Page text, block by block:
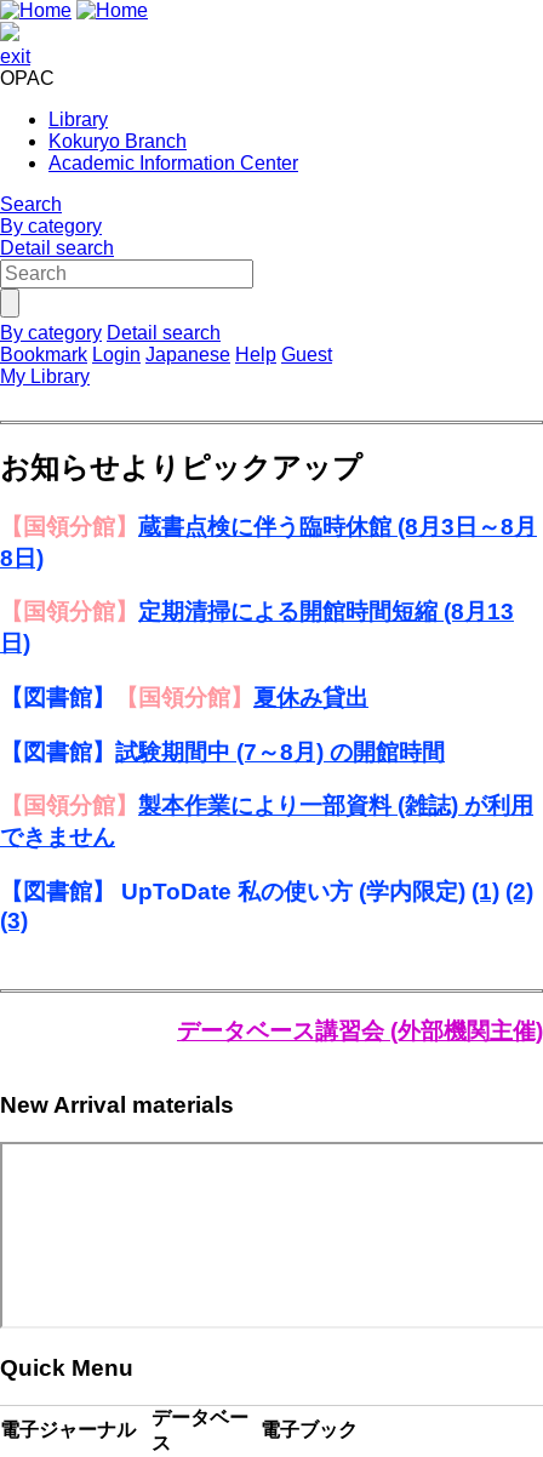
exit
OPAC
Library
Kokuryo Branch
Academic Information Center
Search
By category
Detail search
By category Detail search
Bookmark Login Japanese Help Guest
My Library
お知らせよりピックアップ
【国領分館】 蔵書点検に伴う臨時休館 (8月3日～8月
8日)
【国領分館】 定期清掃による開館時間短縮 (8月13
日)
【図書館】 【国領分館】 夏休み貸出
【図書館】 試験期間中 (7～8月) の開館時間
【国領分館】 製本作業により一部資料 (雑誌) が利用
できません
【図書館】 UpToDate 私の使い方 (学内限定) (1) (2)
(3)
データベース講習会 (外部機関主催)
New Arrival materials
Quick Menu
電子ジャーナル
データベー
ス
電子ブック